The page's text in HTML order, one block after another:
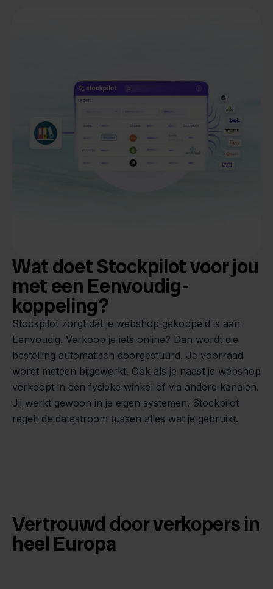
Wat doet Stockpilot voor jou
met een Eenvoudig-
koppeling?
Stockpilot zorgt dat je webshop gekoppeld is aan
Eenvoudig. Verkoop je iets online? Dan wordt die
bestelling automatisch doorgestuurd. Je voorraad
wordt meteen bijgewerkt. Ook als je naast je webshop
verkoopt in een fysieke winkel of via andere kanalen.
Jij werkt gewoon in je eigen systemen. Stockpilot
regelt de datastroom tussen alles wat je gebruikt.
Vertrouwd door verkopers in
heel Europa